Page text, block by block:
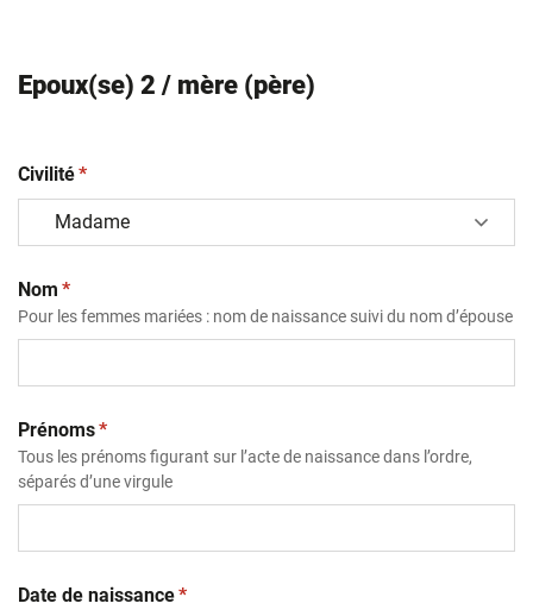
Epoux(se) 2 / mère (père)
Civilité(obligatoire)
*
Nom (obligatoire)
*
Pour les femmes mariées : nom de naissance suivi du nom d’épouse
Prénoms(obligatoire)
*
Tous les prénoms figurant sur l’acte de naissance dans l’ordre,
séparés d’une virgule
Date de naissance(obligatoire)
*